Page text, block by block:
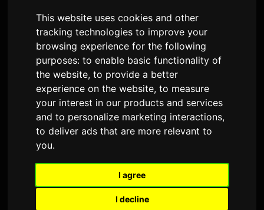
This website uses cookies and other
tracking technologies to improve your
browsing experience for the following
purposes:to enable basic functionality of
the website,to provide a better
experience on the website,to measure
your interest in our products and services
and to personalize marketing interactions,
to deliver ads that are more relevant to
you.
I agree
I decline
MXV ನಿಪ್ಪಾನ್ ಕೊಲಂಬಿಯಾದಲ್ಲಿ
'ಪರ್ಫ್ಯೂಮ್' ಹಾಡಿನೊಂದಿಗೆ ಡೆಬ್ಯೂ
ಮಾಡಿದ್ದಾರೆ
Sam
ಇಂಗ್ಲಿಷ್‌ನಲ್ಲಿ ಅನುವಾದಿಸಲಾಗಿದೆ
2,474 ಸಂದರ್ಶನಗಳು